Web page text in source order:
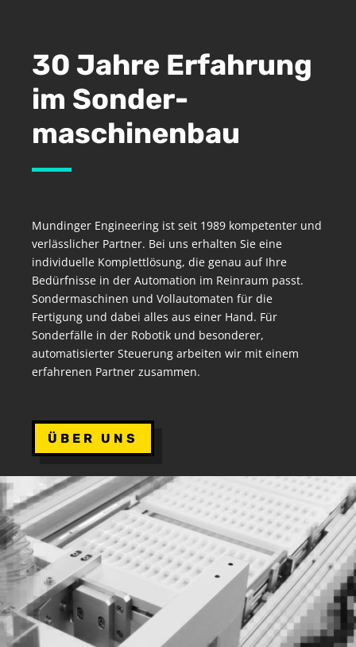
30 Jahre Erfahrung
im Sonder­
maschinenbau
Mundinger Engineering ist seit 1989 kompetenter und
verlässlicher Partner. Bei uns erhalten Sie eine
individuelle Komplettlösung, die genau auf Ihre
Bedürfnisse in der Automation im Reinraum passt.
Sondermaschinen und Vollautomaten für die
Fertigung und dabei alles aus einer Hand. Für
Sonderfälle in der Robotik und besonderer,
automatisierter Steuerung arbeiten wir mit einem
erfahrenen Partner zusammen.
ÜBER UNS